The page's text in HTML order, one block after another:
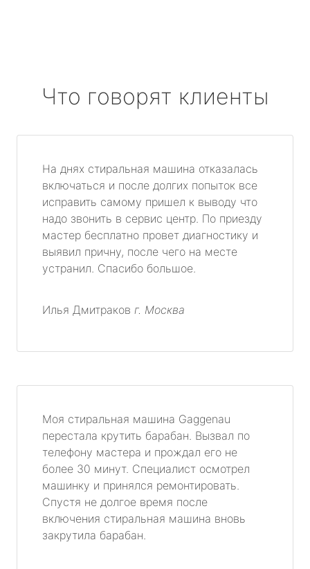
Что говорят клиенты
На днях стиральная машина отказалась
включаться и после долгих попыток все
исправить самому пришел к выводу что
надо звонить в сервис центр. По приезду
мастер бесплатно провет диагностику и
выявил причну, после чего на месте
устранил. Спасибо большое.
Илья Дмитраков г. Москва
Моя стиральная машина Gaggenau
перестала крутить барабан. Вызвал по
телефону мастера и прождал его не
более 30 минут. Специалист осмотрел
машинку и принялся ремонтировать.
Спустя не долгое время после
включения стиральная машина вновь
закрутила барабан.